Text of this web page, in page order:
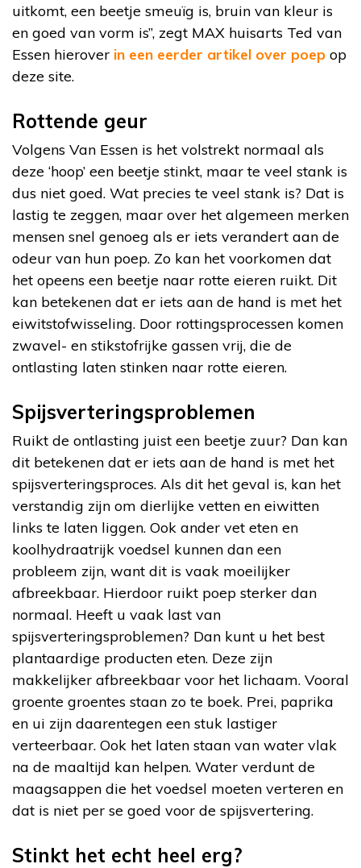
uitkomt, een beetje smeuïg is, bruin van kleur is
en goed van vorm is”, zegt MAX huisarts Ted van
Essen hierover in een eerder artikel over poep op
deze site.
Rottende geur
Volgens Van Essen is het volstrekt normaal als
deze ‘hoop’ een beetje stinkt, maar te veel stank is
dus niet goed. Wat precies te veel stank is? Dat is
lastig te zeggen, maar over het algemeen merken
mensen snel genoeg als er iets verandert aan de
odeur van hun poep. Zo kan het voorkomen dat
het opeens een beetje naar rotte eieren ruikt. Dit
kan betekenen dat er iets aan de hand is met het
eiwitstofwisseling. Door rottingsprocessen komen
zwavel- en stikstofrijke gassen vrij, die de
ontlasting laten stinken naar rotte eieren.
Spijsverteringsproblemen
Ruikt de ontlasting juist een beetje zuur? Dan kan
dit betekenen dat er iets aan de hand is met het
spijsverteringsproces. Als dit het geval is, kan het
verstandig zijn om dierlijke vetten en eiwitten
links te laten liggen. Ook ander vet eten en
koolhydraatrijk voedsel kunnen dan een
probleem zijn, want dit is vaak moeilijker
afbreekbaar. Hierdoor ruikt poep sterker dan
normaal. Heeft u vaak last van
spijsverteringsproblemen? Dan kunt u het best
plantaardige producten eten. Deze zijn
makkelijker afbreekbaar voor het lichaam. Vooral
groente groentes staan zo te boek. Prei, paprika
en ui zijn daarentegen een stuk lastiger
verteerbaar. Ook het laten staan van water vlak
na de maaltijd kan helpen. Water verdunt de
maagsappen die het voedsel moeten verteren en
dat is niet per se goed voor de spijsvertering.
Stinkt het echt heel erg?